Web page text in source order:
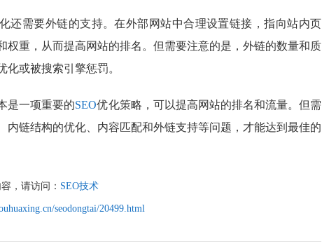
还需要外链的支持。在外部网站中合理设置链接，指向站内页
权重，从而提高网站的排名。但需要注意的是，外链的数量和质
化或被搜索引擎惩罚。
是一项重要的SEO优化策略，可以提高网站的排名和流量。但需
内链结构的优化、内容匹配和外链支持等问题，才能达到最佳的
，请访问： SEO技术
seodongtai/20499.html